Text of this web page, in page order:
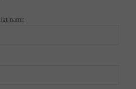
namn